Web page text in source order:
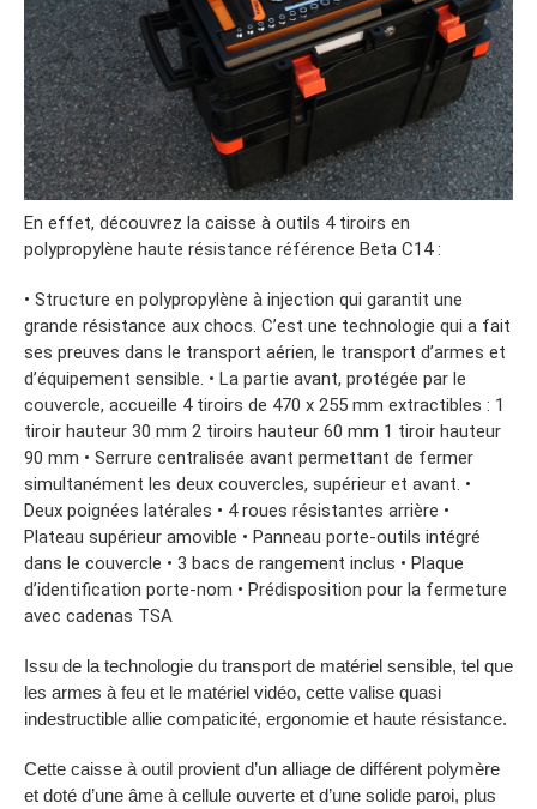
En effet, découvrez la caisse à outils 4 tiroirs en
polypropylène haute résistance référence Beta C14 :
• Structure en polypropylène à injection qui garantit une
grande résistance aux chocs. C’est une technologie qui a fait
ses preuves dans le transport aérien, le transport d’armes et
d’équipement sensible. • La partie avant, protégée par le
couvercle, accueille 4 tiroirs de 470 x 255 mm extractibles : 1
tiroir hauteur 30 mm 2 tiroirs hauteur 60 mm 1 tiroir hauteur
90 mm • Serrure centralisée avant permettant de fermer
simultanément les deux couvercles, supérieur et avant. •
Deux poignées latérales • 4 roues résistantes arrière •
Plateau supérieur amovible • Panneau porte-outils intégré
dans le couvercle • 3 bacs de rangement inclus • Plaque
d’identification porte-nom • Prédisposition pour la fermeture
avec cadenas TSA
Issu de la technologie du transport de matériel sensible, tel que
les armes à feu et le matériel vidéo, cette valise quasi
indestructible allie compaticité, ergonomie et haute résistance.
Cette caisse à outil provient d’un alliage de différent polymère
et doté d’une âme à cellule ouverte et d’une solide paroi, plus